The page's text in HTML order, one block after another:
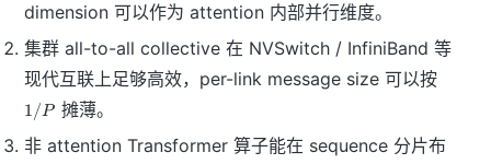
dimension 可以作为 attention 内部并行维度。
集群 all-to-all collective 在 NVSwitch / InfiniBand 等
现代互联上足够高效，per-link message size 可以按
1/P 摊薄。
非 attention Transformer 算子能在 sequence 分片布